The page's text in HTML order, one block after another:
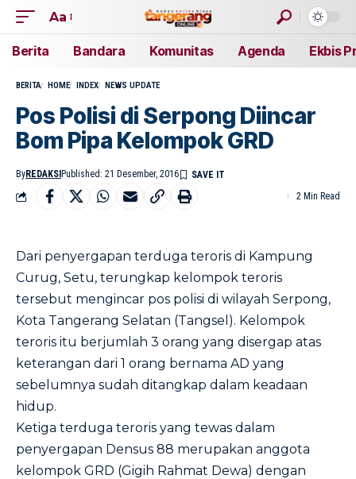
Aa
Berita Bandara Komunitas Agenda Ekbis
BERITA HOME INDEX NEWS UPDATE
Pos Polisi di Serpong Diincar
Bom Pipa Kelompok GRD
ByREDAKSI Published: 21 Desember, 2016
2 Min Read
Dari penyergapan terduga teroris di Kampung
Curug, Setu, terungkap kelompok teroris
tersebut mengincar pos polisi di wilayah Serpong,
Kota Tangerang Selatan (Tangsel). Kelompok
teroris itu berjumlah 3 orang yang disergap atas
keterangan dari 1 orang bernama AD yang
sebelumnya sudah ditangkap dalam keadaan
hidup.
Ketiga terduga teroris yang tewas dalam
penyergapan Densus 88 merupakan anggota
kelompok GRD (Gigih Rahmat Dewa) dengan